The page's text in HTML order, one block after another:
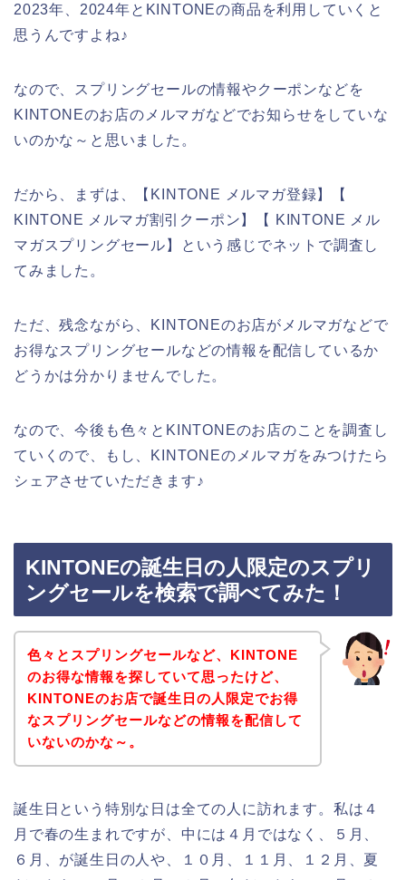
2023年、2024年とKINTONEの商品を利用していくと
思うんですよね♪
なので、スプリングセールの情報やクーポンなどを
KINTONEのお店のメルマガなどでお知らせをしていな
いのかな～と思いました。
だから、まずは、【KINTONE メルマガ登録】【
KINTONE メルマガ割引クーポン】【 KINTONE メル
マガスプリングセール】という感じでネットで調査し
てみました。
ただ、残念ながら、KINTONEのお店がメルマガなどで
お得なスプリングセールなどの情報を配信しているか
どうかは分かりませんでした。
なので、今後も色々とKINTONEのお店のことを調査し
ていくので、もし、KINTONEのメルマガをみつけたら
シェアさせていただきます♪
KINTONEの誕生日の人限定のスプリ
ングセールを検索で調べてみた！
色々とスプリングセールなど、KINTONE
のお得な情報を探していて思ったけど、
KINTONEのお店で誕生日の人限定でお得
なスプリングセールなどの情報を配信して
いないのかな～。
誕生日という特別な日は全ての人に訪れます。私は４
月で春の生まれですが、中には４月ではなく、５月、
６月、が誕生日の人や、１０月、１１月、１２月、夏